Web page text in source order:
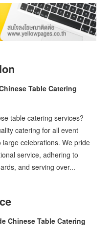
Table Catering
table catering services?
catering for all event
celebrations. We pride
service, adhering to
and serving over...
Chinese Table Catering